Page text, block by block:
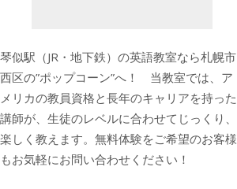
琴似駅（JR・地下鉄）の英語教室なら札幌市
西区の”ポップコーン”へ！ 当教室では、ア
メリカの教員資格と長年のキャリアを持った
講師が、生徒のレベルに合わせてじっくり、
楽しく教えます。無料体験をご希望のお客様
もお気軽にお問い合わせください！